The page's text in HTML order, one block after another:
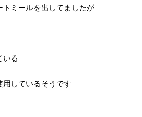
ミールを出してましたが
いる
しているそうです